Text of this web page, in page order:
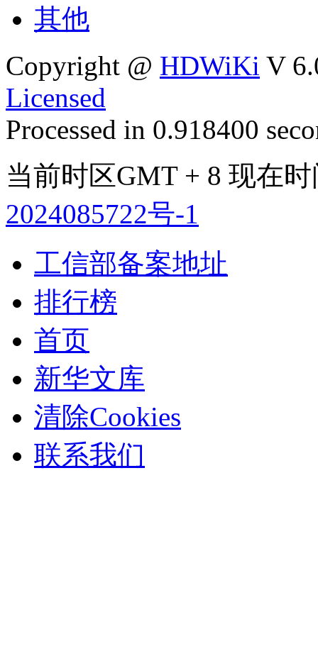
其他
Copyright @ HDWiKi V
Licensed
Processed in 0.918400
当前时区GMT + 8 现在
2024085722号-1
工信部备案地址
排行榜
首页
新华文库
清除Cookies
联系我们